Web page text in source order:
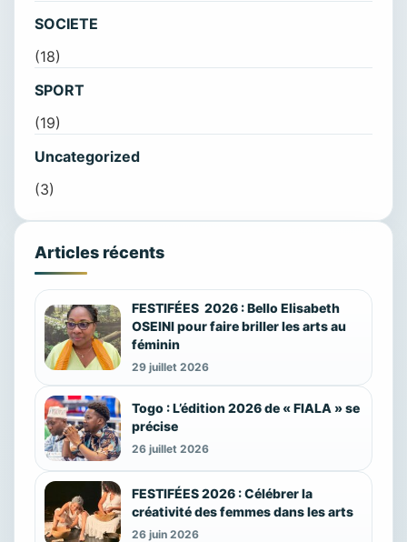
SOCIETE
(18)
SPORT
(19)
Uncategorized
(3)
Articles récents
FESTIFÉES 2026 : Bello Elisabeth
OSEINI pour faire briller les arts au
féminin
29 juillet 2026
Togo : L’édition 2026 de « FIALA » se
précise
26 juillet 2026
FESTIFÉES 2026 : Célébrer la
créativité des femmes dans les arts
26 juin 2026